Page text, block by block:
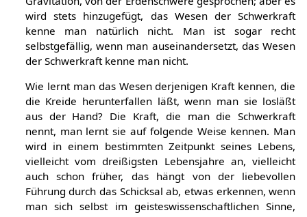
wird stets hinzugefügt, das Wesen der Schwerkraft
kenne man natürlich nicht. Man ist sogar recht
selbstgefällig, wenn man auseinandersetzt, das Wesen
der Schwerkraft kenne man nicht.
Wie lernt man das Wesen derjenigen Kraft kennen, die
die Kreide herunterfallen läßt, wenn man sie losläßt
aus der Hand? Die Kraft, die man die Schwerkraft
nennt, man lernt sie auf folgende Weise kennen. Man
wird in einem bestimmten Zeitpunkt seines Lebens,
vielleicht vom dreißigsten Lebensjahre an, vielleicht
auch schon früher, das hängt von der liebevollen
Führung durch das Schicksal ab, etwas erkennen, wenn
man sich selbst im geisteswissenschaftlichen Sinne,